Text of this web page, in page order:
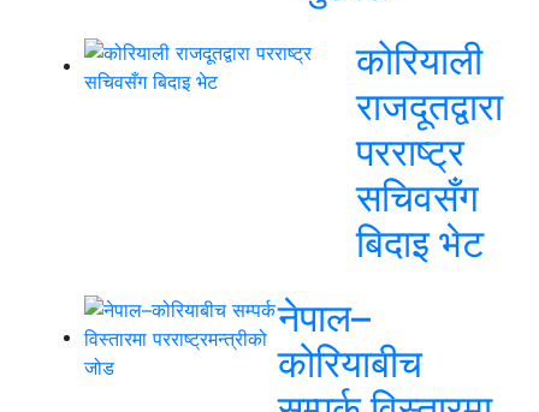
कोरियाली
राजदूतद्वारा
परराष्ट्र
सचिवसँग
बिदाइ भेट
नेपाल–
कोरियाबीच